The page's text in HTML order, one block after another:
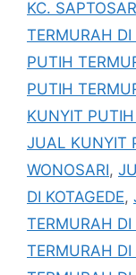
KC.
TERMURAH
PUTIH
PUTIH
KUNYIT
JUAL KUNYIT
WONOSARI,
DI KOTAGEDE,
TERMURAH DI
TERMURAH DI